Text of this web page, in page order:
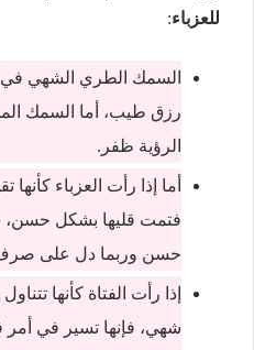
للعزباء:
السمك الطري الشهي في
رزق طيب، أما السمك
الرؤية ظفر.
أما إذا رأت العزباء
فتمت قليها بشكل حسن،
حسن وربما دل على صرف
إذا رأت الفتاة كأنها
شهي، فإنها تسير في أمر